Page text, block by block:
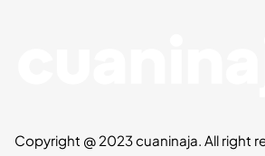
Copyright @ 2023 cuaninaja. All right